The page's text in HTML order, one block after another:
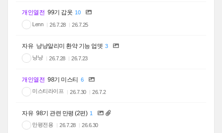
개인열전 99기 갑옷 10
Lenn 26.7.28 26.7.25
자유 냥냥알리미 환약 기능 업뎃 3
냥냥
26.7.28 26.7.23
개인열전 98기 미스티 6
미스티라이프
26.7.30 26.7.2
자유 98기 관련 만평 (2편) 1
만평전용
26.7.28 26.6.30